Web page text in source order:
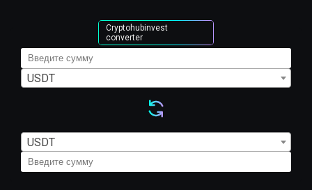
USDT
USDT
Cryptohubinvest
converter